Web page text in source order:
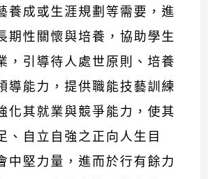
養成或生涯規劃等需要，進
期性關懷與培養，協助學生
，引導待人處世原則、培養
導能力，提供職能技藝訓練
化其就業與競爭能力，使其
、自立自強之正向人生目
中堅力量，進而於行有餘力